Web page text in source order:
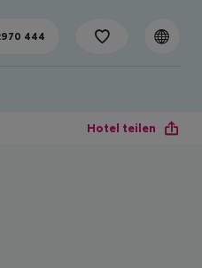
444
Hotel teilen